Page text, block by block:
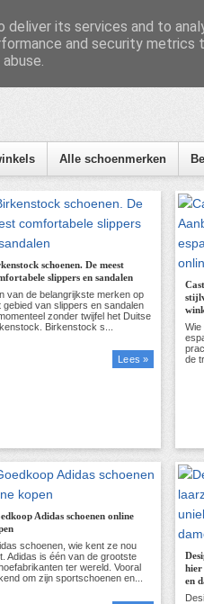
tips en
Alle schoenmerken
schoenen. De meest
slippers en sandalen
Lees »
Adidas schoenen online
hier
en
its services and to
and security